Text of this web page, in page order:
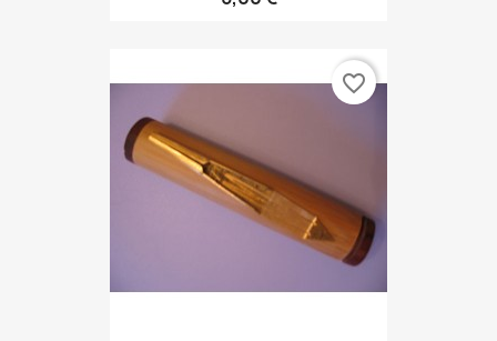
favorite_border